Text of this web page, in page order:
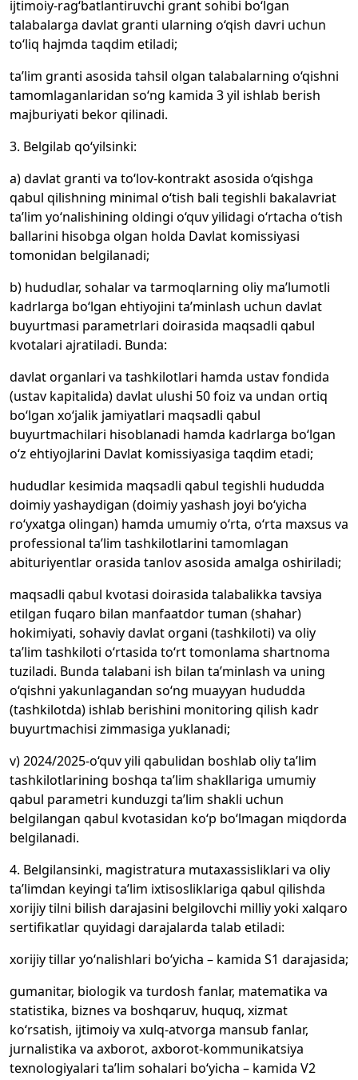
ijtimoiy-rag‘batlantiruvchi grant sohibi bo‘lgan
talabalarga davlat granti ularning o‘qish davri uchun
to‘liq hajmda taqdim etiladi;
ta’lim granti asosida tahsil olgan talabalarning o‘qishni
tamomlaganlaridan so‘ng kamida 3 yil ishlab berish
majburiyati bekor qilinadi.
3. Belgilab qo‘yilsinki:
a) davlat granti va to‘lov-kontrakt asosida o‘qishga
qabul qilishning minimal o‘tish bali tegishli bakalavriat
ta’lim yo‘nalishining oldingi o‘quv yilidagi o‘rtacha o‘tish
ballarini hisobga olgan holda Davlat komissiyasi
tomonidan belgilanadi;
b) hududlar, sohalar va tarmoqlarning oliy ma’lumotli
kadrlarga bo‘lgan ehtiyojini ta’minlash uchun davlat
buyurtmasi parametrlari doirasida maqsadli qabul
kvotalari ajratiladi. Bunda:
davlat organlari va tashkilotlari hamda ustav fondida
(ustav kapitalida) davlat ulushi 50 foiz va undan ortiq
bo‘lgan xo‘jalik jamiyatlari maqsadli qabul
buyurtmachilari hisoblanadi hamda kadrlarga bo‘lgan
o‘z ehtiyojlarini Davlat komissiyasiga taqdim etadi;
hududlar kesimida maqsadli qabul tegishli hududda
doimiy yashaydigan (doimiy yashash joyi bo‘yicha
ro‘yxatga olingan) hamda umumiy o‘rta, o‘rta maxsus va
professional ta’lim tashkilotlarini tamomlagan
abituriyentlar orasida tanlov asosida amalga oshiriladi;
maqsadli qabul kvotasi doirasida talabalikka tavsiya
etilgan fuqaro bilan manfaatdor tuman (shahar)
hokimiyati, sohaviy davlat organi (tashkiloti) va oliy
ta’lim tashkiloti o‘rtasida to‘rt tomonlama shartnoma
tuziladi. Bunda talabani ish bilan ta’minlash va uning
o‘qishni yakunlagandan so‘ng muayyan hududda
(tashkilotda) ishlab berishini monitoring qilish kadr
buyurtmachisi zimmasiga yuklanadi;
v) 2024/2025-o‘quv yili qabulidan boshlab oliy ta’lim
tashkilotlarining boshqa ta’lim shakllariga umumiy
qabul parametri kunduzgi ta’lim shakli uchun
belgilangan qabul kvotasidan ko‘p bo‘lmagan miqdorda
belgilanadi.
4. Belgilansinki, magistratura mutaxassisliklari va oliy
ta’limdan keyingi ta’lim ixtisosliklariga qabul qilishda
xorijiy tilni bilish darajasini belgilovchi milliy yoki xalqaro
sertifikatlar quyidagi darajalarda talab etiladi:
xorijiy tillar yo‘nalishlari bo‘yicha – kamida S1 darajasida;
gumanitar, biologik va turdosh fanlar, matematika va
statistika, biznes va boshqaruv, huquq, xizmat
ko‘rsatish, ijtimoiy va xulq-atvorga mansub fanlar,
jurnalistika va axborot, axborot-kommunikatsiya
texnologiyalari ta’lim sohalari bo‘yicha – kamida V2